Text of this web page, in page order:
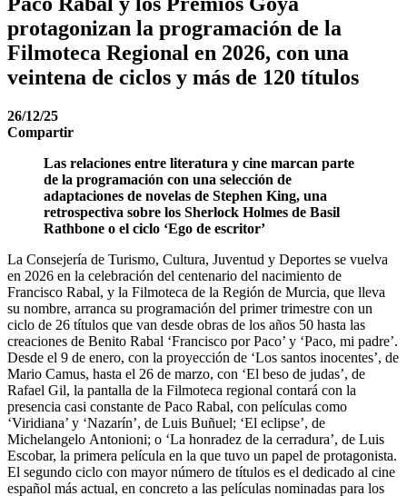
protagonizan la programación de la
Filmoteca Regional en 2026, con una
veintena de ciclos y más de 120 títulos
26/12/25
Compartir
Las relaciones entre literatura y cine marcan parte
de la programación con una selección de
adaptaciones de novelas de Stephen King, una
retrospectiva sobre los Sherlock Holmes de Basil
Rathbone o el ciclo ‘Ego de escritor’
La Consejería de Turismo, Cultura, Juventud y Deportes se vuelva
en 2026 en la celebración del centenario del nacimiento de
Francisco Rabal, y la Filmoteca de la Región de Murcia, que lleva
su nombre, arranca su programación del primer trimestre con un
ciclo de 26 títulos que van desde obras de los años 50 hasta las
creaciones de Benito Rabal ‘Francisco por Paco’ y ‘Paco, mi padre’.
Desde el 9 de enero, con la proyección de ‘Los santos inocentes’, de
Mario Camus, hasta el 26 de marzo, con ‘El beso de judas’, de
Rafael Gil, la pantalla de la Filmoteca regional contará con la
presencia casi constante de Paco Rabal, con películas como
‘Viridiana’ y ‘Nazarín’, de Luis Buñuel; ‘El eclipse’, de
Michelangelo Antonioni; o ‘La honradez de la cerradura’, de Luis
Escobar, la primera película en la que tuvo un papel de protagonista.
El segundo ciclo con mayor número de títulos es el dedicado al cine
español más actual, en concreto a las películas nominadas para los